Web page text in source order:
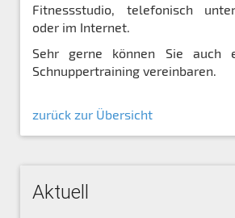
Fitnessstudio, telefonisch
oder im Internet.
Sehr gerne können Sie auch
Schnuppertraining vereinbaren.
zurück zur Übersicht
Aktuell